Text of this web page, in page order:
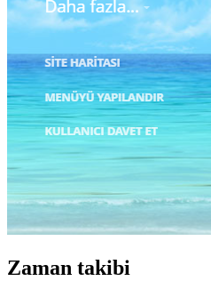
Zaman takibi